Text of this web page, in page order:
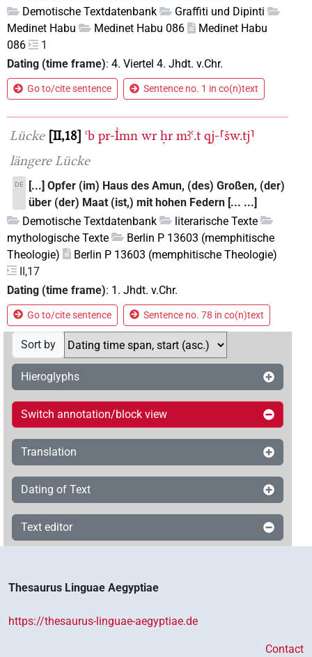
Demotische Textdatenbank
Graffiti und Dipinti
Medinet Habu
Medinet Habu 086
Medinet Habu
086
1
Dating (time frame): 4. Viertel 4. Jhdt. v.Chr.
Go to/cite sentence Sentence no. 1 in co(n)text
Lücke II,18 ꜥb pr-I͗mn wr ḥr mꜣꜥ.t qj-⸢šw.tj⸣
längere Lücke
DE
[...] Opfer (im) Haus des Amun, (des) Großen, (der)
über (der) Maat (ist,) mit hohen Federn [... ...]
Demotische Textdatenbank
literarische Texte
mythologische Texte
Berlin P 13603 (memphitische
Theologie)
Berlin P 13603 (memphitische Theologie)
II,17
Dating (time frame): 1. Jhdt. v.Chr.
Go to/cite sentence Sentence no. 78 in co(n)text
Sort by
Hieroglyphs
Switch annotation/block view
Translation
Dating of Text
Text editor
Thesaurus Linguae Aegyptiae
https://thesaurus-linguae-aegyptiae.de
Contact